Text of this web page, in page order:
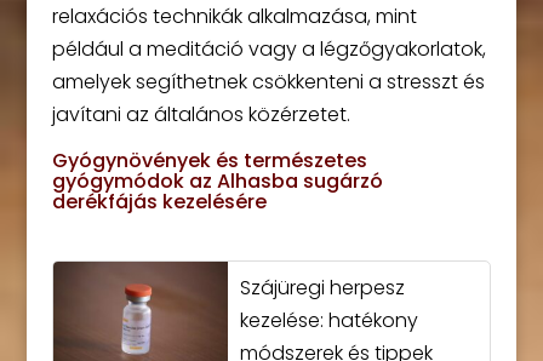
relaxációs technikák alkalmazása, mint
például a meditáció vagy a légzőgyakorlatok,
amelyek segíthetnek csökkenteni a stresszt és
javítani az általános közérzetet.
Gyógynövények és természetes
gyógymódok az Alhasba sugárzó
derékfájás kezelésére
Szájüregi herpesz
kezelése: hatékony
módszerek és tippek